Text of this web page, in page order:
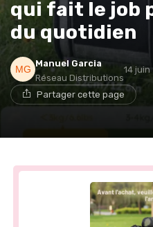
qui fait le job
du quotidien
Manuel Garcia
Réseau Distributions
14 juin
Partager cette page